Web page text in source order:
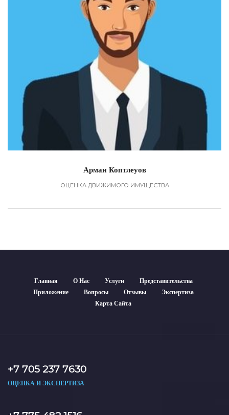
Арман Коптлеуов
ОЦЕНКА ДВИЖИМОГО ИМУЩЕСТВА
Главная О Нас Услуги
Представительства
Приложение
Вопросы Отзывы
Экспертиза
Карта Сайта
+7 705 237 7630
ОЦЕНКА И ЭКСПЕРТИЗА